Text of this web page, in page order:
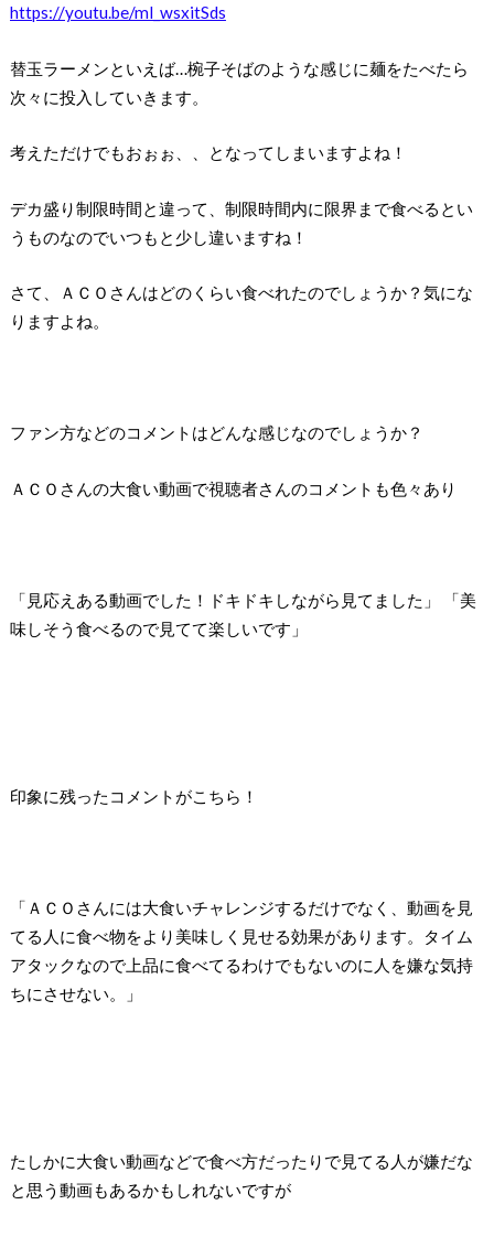
https://youtu.be/ml_wsxitSds
替玉ラーメンといえば…椀子そばのような感じに麺をたべたら
次々に投入していきます。
考えただけでもおぉぉ、、となってしまいますよね！
デカ盛り制限時間と違って、制限時間内に限界まで食べるとい
うものなのでいつもと少し違いますね！
さて、ＡＣＯさんはどのくらい食べれたのでしょうか？気にな
りますよね。
ファン方などのコメントはどんな感じなのでしょうか？
ＡＣＯさんの大食い動画で視聴者さんのコメントも色々あり
「見応えある動画でした！ドキドキしながら見てました」 「美
味しそう食べるので見てて楽しいです」
印象に残ったコメントがこちら！
「ＡＣＯさんには大食いチャレンジするだけでなく、動画を見
てる人に食べ物をより美味しく見せる効果があります。タイム
アタックなので上品に食べてるわけでもないのに人を嫌な気持
ちにさせない。」
たしかに大食い動画などで食べ方だったりで見てる人が嫌だな
と思う動画もあるかもしれないですが